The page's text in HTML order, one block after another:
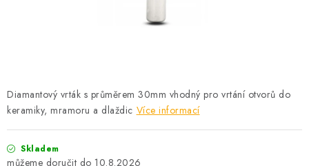
BALENÍ A EXPEDICE
Jak nakupovat Obchodní podmínky
Doprava a platba
Cookies
Diamantový vrták s průměrem 30mm vhodný pro vrtání otvorů do
keramiky, mramoru a dlaždic Více informací
Skladem
10.8.2026